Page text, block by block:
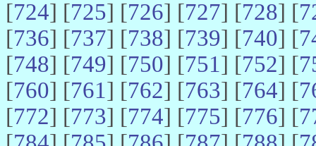
[724] [725] [726] [727] [728] [
[736] [737] [738] [739] [740] [
[748] [749] [750] [751] [752] [
[760] [761] [762] [763] [764] [
[772] [773] [774] [775] [776] [